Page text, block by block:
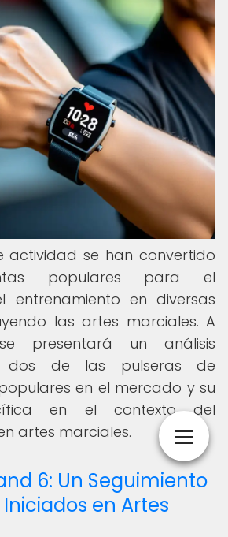
actividad se han convertido
populares para el
entrenamiento en diversas
las artes marciales. A
presentará un análisis
dos de las pulseras de
en el mercado y su
en el contexto del
artes marciales.
6: Un Seguimiento
en Artes